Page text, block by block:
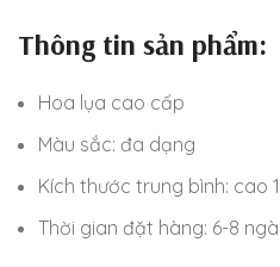
Thông tin sản phẩm:
Hoa lụa cao cấp
Màu sắc: đa dạng
Kích thước trung bình: cao
Thời gian đặt hàng: 6-8